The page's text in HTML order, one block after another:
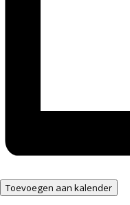
Toevoegen aan kalender